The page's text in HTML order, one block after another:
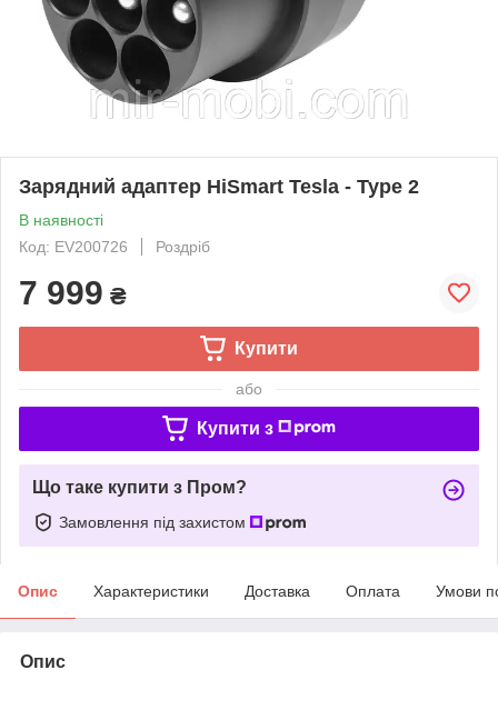
Зарядний адаптер HiSmart Tesla - Type 2
В наявності
Код: EV200726
Роздріб
7 999 ₴
Купити
або
Купити з
Що таке купити з Пром?
Замовлення під захистом
Опис Характеристики Доставка Оплата Умови
Опис